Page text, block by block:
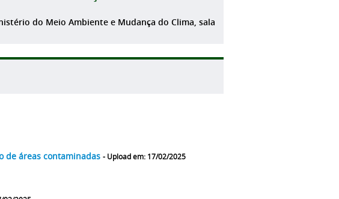
do Meio Ambiente e Mudança do Clima, sala
de áreas contaminadas - Upload em: 17/02/2025